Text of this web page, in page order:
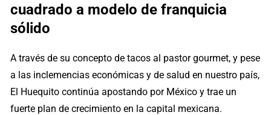
cuadrado a modelo de franquicia
sólido
A través de su concepto de tacos al pastor gourmet, y pese
a las inclemencias económicas y de salud en nuestro país,
El Huequito continúa apostando por México y trae un
fuerte plan de crecimiento en la capital mexicana.